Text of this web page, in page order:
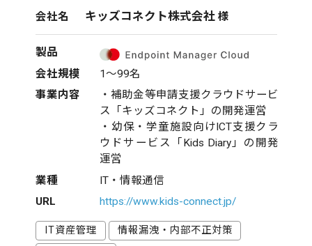
会社名 キッズコネクト株式会社様
製品
会社規模
1～99名
事業内容
・補助金等申請支援クラウドサービ
ス「キッズコネクト」の開発運営
・幼保・学童施設向けICT支援クラ
ウドサービス「Kids Diary」の開発
運営
業種
IT・情報通信
URL
https://www.kids-connect.jp/
IT資産管理 情報漏洩・内部不正対策